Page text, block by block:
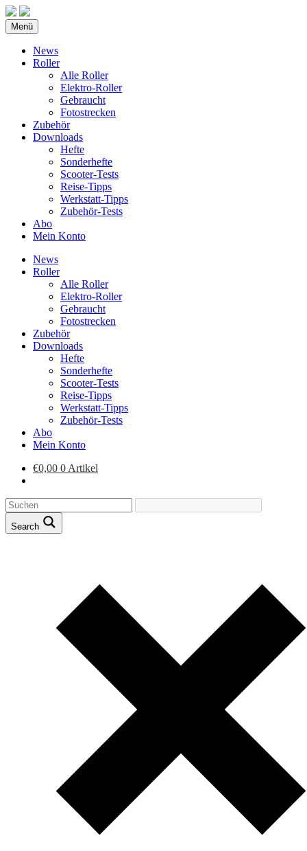
Menü
News
Roller
Alle Roller
Elektro-Roller
Gebraucht
Fotostrecken
Zubehör
Downloads
Hefte
Sonderhefte
Scooter-Tests
Reise-Tipps
Werkstatt-Tipps
Zubehör-Tests
Abo
Mein Konto
News
Roller
Alle Roller
Elektro-Roller
Gebraucht
Fotostrecken
Zubehör
Downloads
Hefte
Sonderhefte
Scooter-Tests
Reise-Tipps
Werkstatt-Tipps
Zubehör-Tests
Abo
Mein Konto
€0,00 0 Artikel
Search